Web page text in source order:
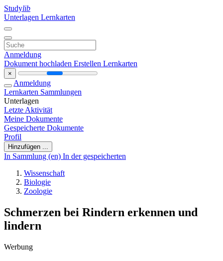
Studylib
Unterlagen Lernkarten
Anmeldung
Dokument hochladen Erstellen Lernkarten
×
Anmeldung
Lernkarten Sammlungen
Unterlagen
Letzte Aktivität
Meine Dokumente
Gespeicherte Dokumente
Profil
Hinzufügen ...
In Sammlung (en) In der gespeicherten
Wissenschaft
Biologie
Zoologie
Schmerzen bei Rindern erkennen und
lindern
Werbung